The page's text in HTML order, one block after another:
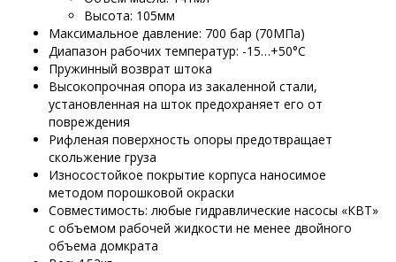
Высота: 105мм
Максимальное давление: 700 бар (70МПа)
Диапазон рабочих температур: -15…+50°С
Пружинный возврат штока
Высокопрочная опора из закаленной стали,
установленная на шток предохраняет его от
повреждения
Рифленая поверхность опоры предотвращает
скольжение груза
Износостойкое покрытие корпуса наносимое
методом порошковой окраски
Совместимость: любые гидравлические насосы «КВТ»
с объемом рабочей жидкости не менее двойного
объема домкрата